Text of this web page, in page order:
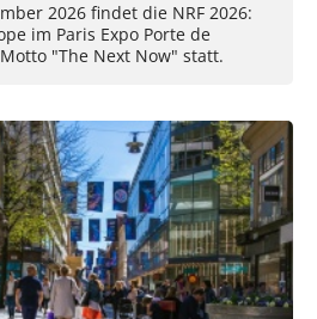
2026 findet die NRF 2026:
im Paris Expo Porte de
"The Next Now" statt.